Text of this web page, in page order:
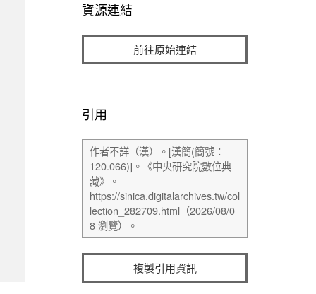
資源連結
前往原始連結
引用
複製引用資訊